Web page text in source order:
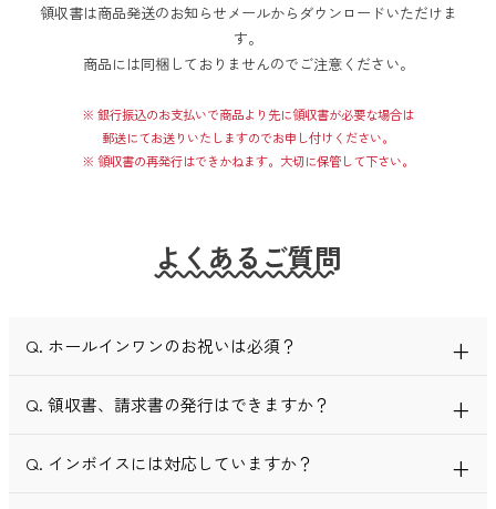
領収書は商品発送のお知らせメールからダウンロードいただけま
す。
商品には同梱しておりませんのでご注意ください。
※ 銀行振込のお支払いで商品より先に領収書が必要な場合は
郵送にてお送りいたしますのでお申し付けください。
※ 領収書の再発行はできかねます。大切に保管して下さい。
よくあるご質問
Q. ホールインワンのお祝いは必須？
A. ホールインワンのお祝いは必須ではありませんが、人生に何
っしゃいます。
Q. 領収書、請求書の発行はできますか？
A. お見積もりまたはご注文完了後、メールにてご連絡させてい
Q. インボイスには対応していますか？